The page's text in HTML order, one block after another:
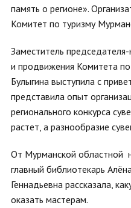
память о регионе».
Комитет по туризму
Заместитель
и продвижения Комитета
Булыгина выступила с
представила опыт
регионального конкурса
растет, а разнообразие
От Мурманской областной
главный библиотекарь
Геннадьевна рассказала,
оказать мастерам.